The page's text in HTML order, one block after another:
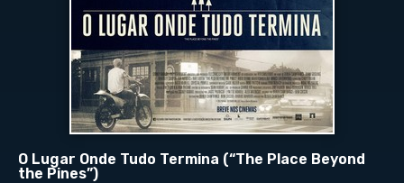
O Lugar Onde Tudo Termina (“The Place Beyond
the Pines”)